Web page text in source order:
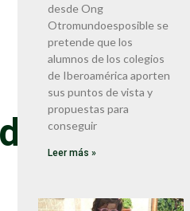
desde Ong
Otromundoesposible se
pretende que los
alumnos de los colegios
de Iberoamérica aporten
sus puntos de vista y
propuestas para
conseguir
Leer más »